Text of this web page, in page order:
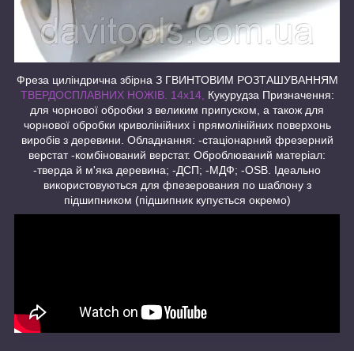
Фреза циліндрична збірна З ГВИНТОВИМ РОЗТАШУВАННЯМ
ТВЕРДОСПЛАВНИХ НОЖІВ. 14х14, Кукурудза Призначення:
для чорнової обробки з великим припуском, а також для
чорнової обробки криволінійних і прямолінійних поверхонь
виробів з деревини. Обладнання: -стаціонарний фрезерний
верстат -комбінований верстат. Оброблюваний матеріал:
-тверда й м'яка деревина; -ДСП; -МДФ; -OSB. Ідеально
використовуються для фпезерования по шаблону з
підшипником (підшипник купується окремо)